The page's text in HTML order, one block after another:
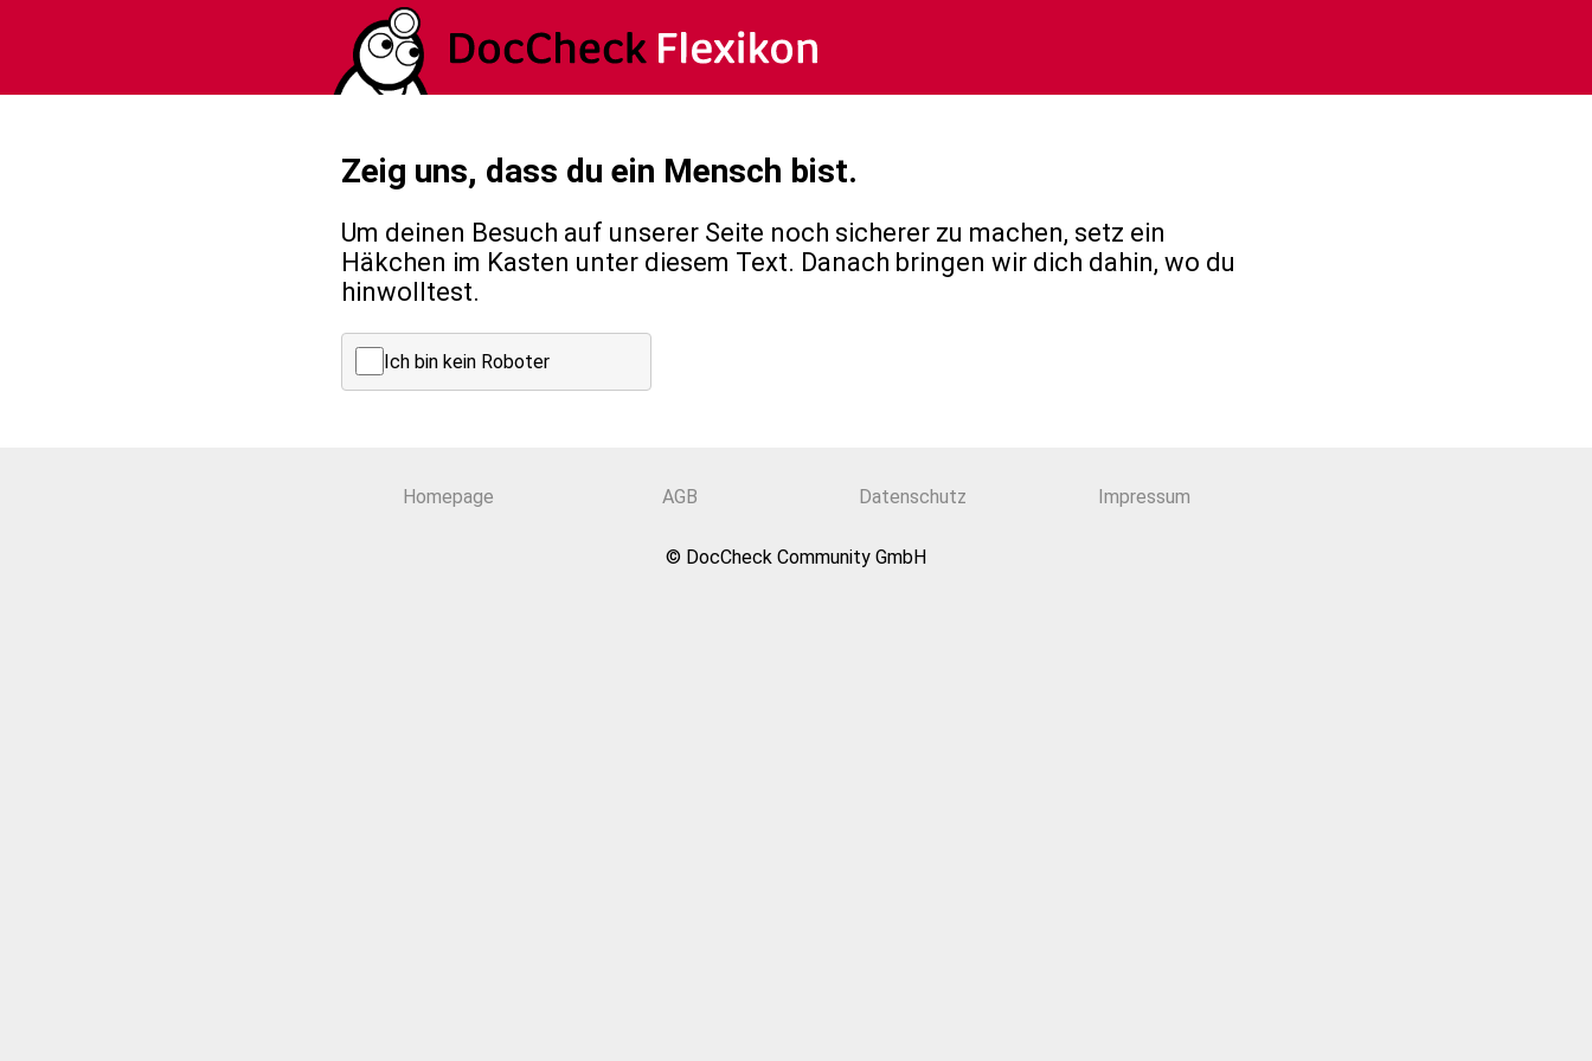
Zeig uns, dass du ein Mensch bist.
Um deinen Besuch auf unserer Seite noch sicherer zu machen, setz ein
Häkchen im Kasten unter diesem Text. Danach bringen wir dich dahin, wo du
hinwolltest.
Ich bin kein Roboter
Homepage AGB Datenschutz Impressum
© DocCheck Community GmbH